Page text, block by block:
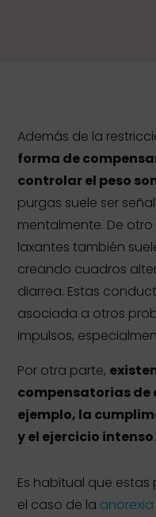
Además de la
forma de
controlar el peso
purgas suele ser
mentalmente. De
laxantes también
creando cuadros
diarrea. Estas
asociada a otros
impulsos,
Por otra parte,
compensatorias
ejemplo, la
y el ejercicio intenso.
Es habitual que
el caso de la